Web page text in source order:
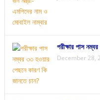
পরীক্ষার পাস
December 28,